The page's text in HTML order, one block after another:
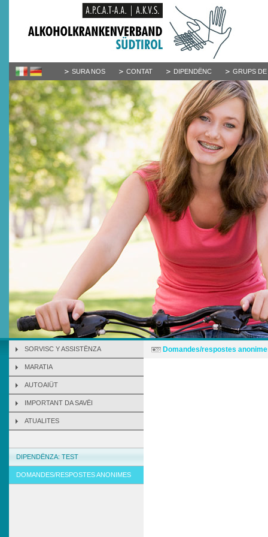
SURA NOS CONTAT DIPENDËNC GRUPS
Domandes/respostes
SORVISC Y ASSISTËNZA
MARATIA
AUTOAIÜT
IMPORTANT DA SAVËI
ATUALITES
DIPENDËNZA: TEST
DOMANDES/RESPOSTES ANONIMES